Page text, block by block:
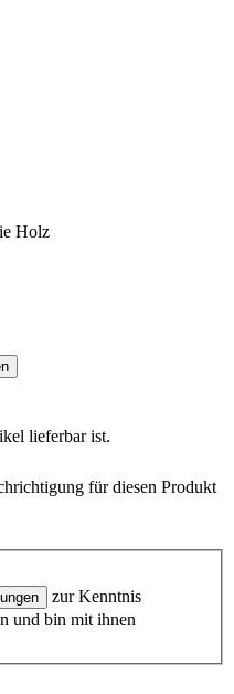
lieferbar ist.
für diesen Produkt
zur Kenntnis
und bin mit ihnen